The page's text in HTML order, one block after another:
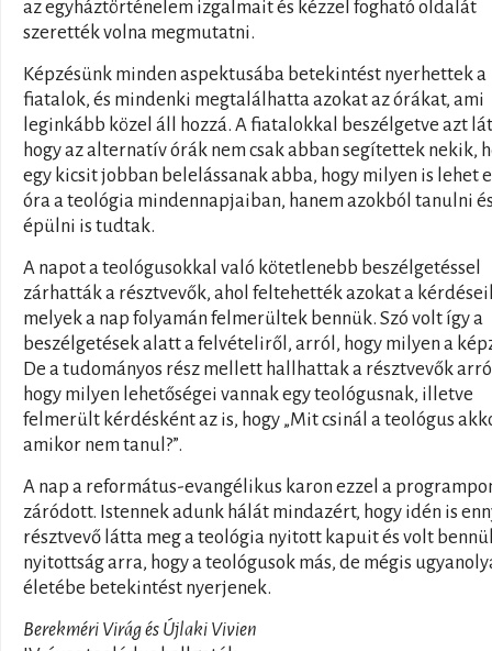
az egyháztörténelem izgalmait és kézzel fogható oldalát
szerették volna megmutatni.
Képzésünk minden aspektusába betekintést nyerhettek a
fiatalok, és mindenki megtalálhatta azokat az órákat, ami
leginkább közel áll hozzá. A fiatalokkal beszélgetve azt
hogy az alternatív órák nem csak abban segítettek nekik,
egy kicsit jobban belelássanak abba, hogy milyen is lehet
óra a teológia mindennapjaiban, hanem azokból tanulni
épülni is tudtak.
A napot a teológusokkal való kötetlenebb beszélgetéssel
zárhatták a résztvevők, ahol feltehették azokat a
melyek a nap folyamán felmerültek bennük. Szó volt így a
beszélgetések alatt a felvételiről, arról, hogy milyen a
De a tudományos rész mellett hallhattak a résztvevők
hogy milyen lehetőségei vannak egy teológusnak, illetve
felmerült kérdésként az is, hogy „Mit csinál a teológus
amikor nem tanul?”.
A nap a református-evangélikus karon ezzel a
záródott. Istennek adunk hálát mindazért, hogy idén is
résztvevő látta meg a teológia nyitott kapuit és volt
nyitottság arra, hogy a teológusok más, de mégis
életébe betekintést nyerjenek.
Berekméri Virág és Újlaki Vivien